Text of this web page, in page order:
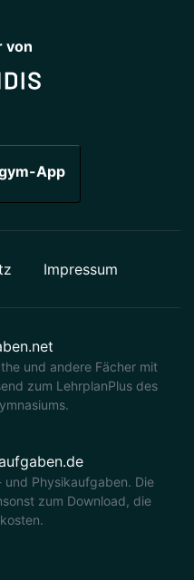
von
App
Impressum
und andere Fächer mit
zum LehrplanPlus des
und Physikaufgaben. Die
zum Download, die